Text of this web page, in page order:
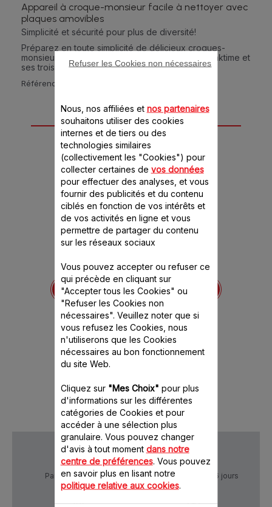
Appareil à croque-monsieur facile à nettoyer avec
plaques amovibles
Simplicité et sécurité pour plus de diversité!
Préparez en toute simplicité de délicieux croques-
monsieur, gaufres, paninis ou grillades avec Breaktime et
ses trois plaques interchangeables.
Référence :
3 accessoire(s) pour
ce produit
Lot de 2 plaques à
croque-monsieur SS-
203201
Amovibles et anti-
adhésives pour un
nettoyage facile
Stock disponible.
11.00 CHF
Paiement Sécurisé Livraison sous 5 à 6 jours
Nous, nos affiliées et nos partenaires
souhaitons utiliser des cookies
internes et de tiers ou des
technologies similaires
(collectivement les "Cookies") pour
collecter certaines de vos données
pour effectuer des analyses, et vous
fournir des publicités et du contenu
ciblés en fonction de vos intérêts et
de vos activités en ligne et vous
permettre de partager du contenu
sur les réseaux sociaux
Vous pouvez accepter ou refuser ce
qui précède en cliquant sur
"Accepter tous les Cookies" ou
"Refuser les Cookies non
nécessaires". Veuillez noter que si
vous refusez les Cookies, nous
n'utiliserons que les Cookies
nécessaires au bon fonctionnement
du site Web.
Cliquez sur "Mes Choix" pour plus
d'informations sur les différentes
catégories de Cookies et pour
accéder à une sélection plus
granulaire. Vous pouvez changer
d'avis à tout moment dans notre
centre de préférences. Vous pouvez
en savoir plus en lisant notre
politique relative aux cookies.
Refuser les Cookies non nécessaires